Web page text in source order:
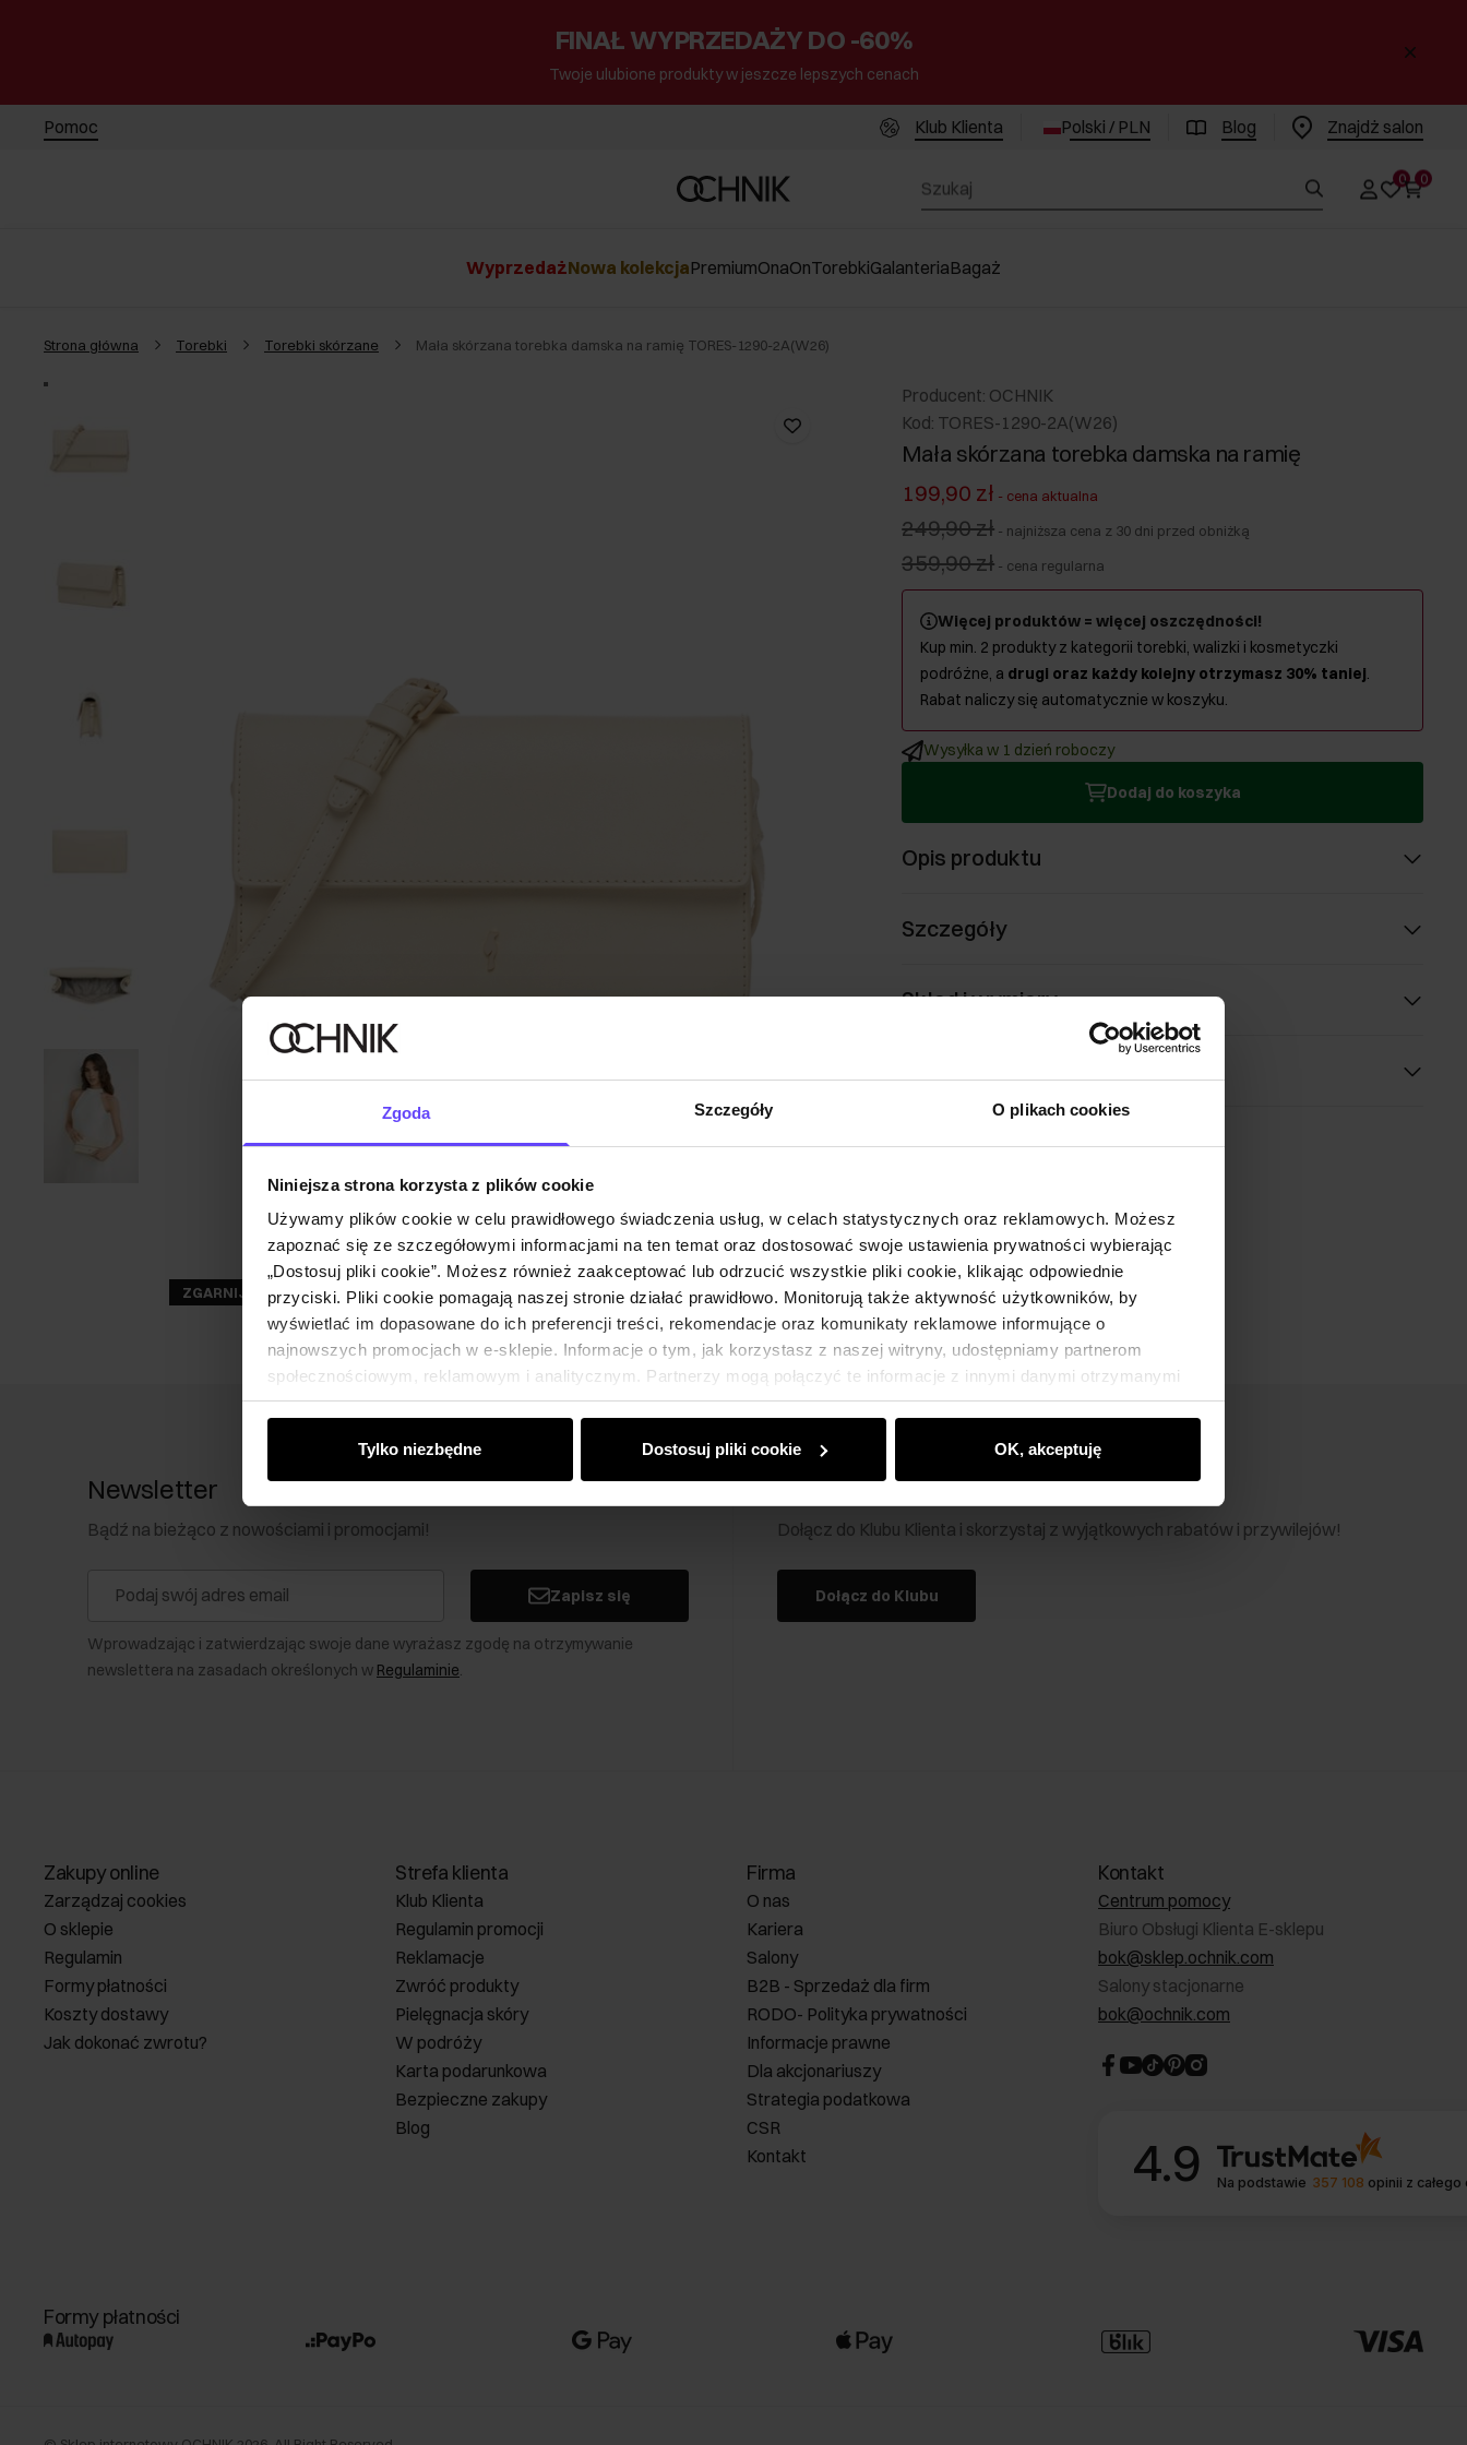
Zgoda Szczegóły O plikach cookies
Niniejsza strona korzysta z plików cookie
Używamy plików cookie w celu prawidłowego świadczenia usług, w celach statystycznych oraz reklamowych. Możesz
zapoznać się ze szczegółowymi informacjami na ten temat oraz dostosować swoje ustawienia prywatności wybierając
„Dostosuj pliki cookie”. Możesz również zaakceptować lub odrzucić wszystkie pliki cookie, klikając odpowiednie
przyciski. Pliki cookie pomagają naszej stronie działać prawidłowo. Monitorują także aktywność użytkowników, by
wyświetlać im dopasowane do ich preferencji treści, rekomendacje oraz komunikaty reklamowe informujące o
najnowszych promocjach w e-sklepie. Informacje o tym, jak korzystasz z naszej witryny, udostępniamy partnerom
społecznościowym, reklamowym i analitycznym. Partnerzy mogą połączyć te informacje z innymi danymi otrzymanymi
od Ciebie lub uzyskanymi podczas korzystania z ich usług.
Tylko niezbędne Dostosuj pliki cookie OK, akceptuję
FINAŁ WYPRZEDAŻY DO -60%
Twoje ulubione produkty w jeszcze lepszych cenach
Pomoc Klub Klienta Polski / PLN Blog Znajdż salon
0 0
WyprzedażNowa kolekcjaPremiumOnaOnTorebkiGalanteriaBagaż
Strona główna Torebki Torebki skórzane Mała skórzana torebka damska na ramię TORES-1290-2A(W26)
ZGARNIJ -30%
Producent: OCHNIK
Kod: TORES-1290-2A(W26)
Mała skórzana torebka damska na ramię
199,90 zł - cena aktualna
249,90 zł - najniższa cena z 30 dni przed obniżką
359,90 zł - cena regularna
Więcej produktów = więcej oszczędności!
Kup min. 2 produkty z kategorii torebki, walizki i kosmetyczki
podróżne, a drugi oraz każdy kolejny otrzymasz 30% taniej.
Rabat naliczy się automatycznie w koszyku.
Wysyłka w 1 dzień roboczy
Dodaj do koszyka
Opis produktu
Szczegóły
Skład i wymiary
Newsletter
Bądź na bieżąco z nowościami i promocjami!
Zapisz się
Wprowadzając i zatwierdzając swoje dane wyrażasz zgodę na otrzymywanie
newslettera na zasadach określonych w Regulaminie.
Klub Klienta Ochnik
Dołącz do Klubu Klienta i skorzystaj z wyjątkowych rabatów i przywilejów!
Dołącz do Klubu
Zakupy online
Zarządzaj cookies
O sklepie
Regulamin
Formy płatności
Koszty dostawy
Jak dokonać zwrotu?
Strefa klienta
Klub Klienta
Regulamin promocji
Reklamacje
Zwróć produkty
Pielęgnacja skóry
W podróży
Karta podarunkowa
Bezpieczne zakupy
Blog
Firma
O nas
Kariera
Salony
B2B - Sprzedaż dla firm
RODO- Polityka prywatności
Informacje prawne
Dla akcjonariuszy
Strategia podatkowa
CSR
Kontakt
Kontakt
Centrum pomocy
Biuro Obsługi Klienta E-sklepu
bok@sklep.ochnik.com
Salony stacjonarne
bok@ochnik.com
4.9 Na podstawie 357 108 opinii z
Formy płatności